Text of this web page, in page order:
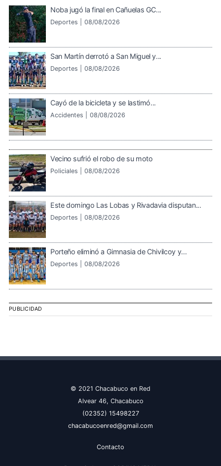
Noba jugó la final en Cañuelas GC...
Deportes | 08/08/2026
San Martín derrotó a San Miguel y...
Deportes | 08/08/2026
Cayó de la bicicleta y se lastimó...
Accidentes | 08/08/2026
Vecino sufrió el robo de su moto
Policiales | 08/08/2026
Este domingo Las Lobas y Rivadavia disputan...
Deportes | 08/08/2026
Porteño eliminó a Gimnasia de Chivilcoy y...
Deportes | 08/08/2026
PUBLICIDAD
© 2021 Chacabuco en Red
Alvear 46, Chacabuco
(02352) 15498227
chacabucoenred@gmail.com
Contacto